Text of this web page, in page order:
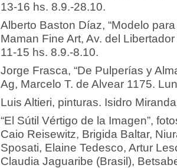
13-16 hs. 8.9.-28.10.­­
Alberto Baston Díaz, “Modelo
Maman Fine Art, Av. del
11-15 hs. 8.9.-8.10.­­
Jorge Frasca, “De Pulperías y
Ag, Marcelo T. de Alvear 1175.
Luis Altieri, pinturas. Isidro
“El Sútil Vértigo de la Imagen”,
Caio Reisewitz, Brigida Baltar,
Sposati, Elaine Tedesco, Artur
Claudia Jaguaribe (Brasil),